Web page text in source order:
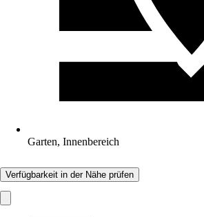
Garten, Innenbereich
Verfügbarkeit in der Nähe prüfen